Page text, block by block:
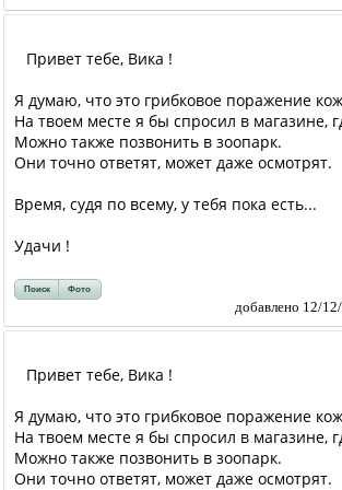
Привет тебе, Вика !
Я думаю, что это грибковое поражение
На твоем месте я бы спросил в магазине,
Можно также позвонить в зоопарк.
Они точно ответят, может даже осмотрят.
Время, судя по всему, у тебя пока есть...
Удачи !
Поиск Фото
добавлено 12/
Привет тебе, Вика !
Я думаю, что это грибковое поражение
На твоем месте я бы спросил в магазине,
Можно также позвонить в зоопарк.
Они точно ответят, может даже осмотрят.